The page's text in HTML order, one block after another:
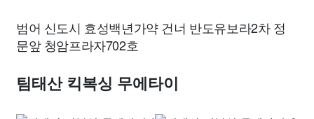
범어 신도시 효성백년가약 건너 반도유보라2차 정
문앞 청암프라자702호
팀태산 킥복싱 무에타이